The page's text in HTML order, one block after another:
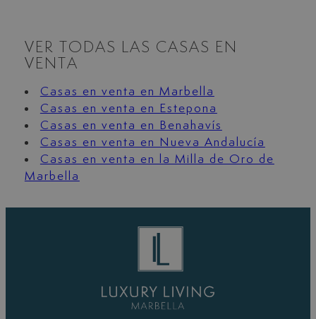
VER TODAS LAS CASAS EN
VENTA
Casas en venta en Marbella
Casas en venta en Estepona
Casas en venta en Benahavís
Casas en venta en Nueva Andalucía
Casas en venta en la Milla de Oro de
Marbella